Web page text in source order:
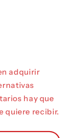
adquirir
hay que
quiere recibir.